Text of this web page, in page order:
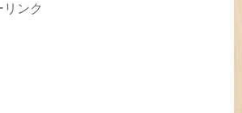
リンク